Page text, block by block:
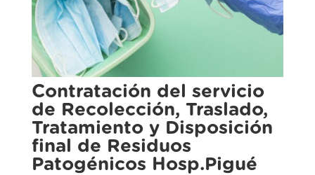
Contratación del servicio
de Recolección, Traslado,
Tratamiento y Disposición
final de Residuos
Patogénicos Hosp.Pigué